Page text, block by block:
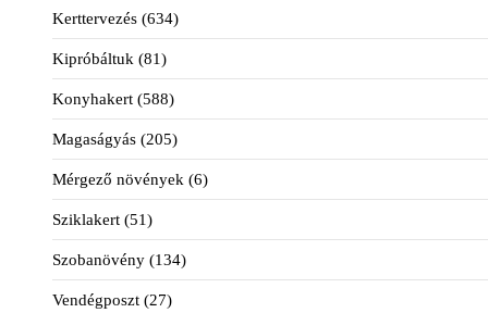
Kerttervezés (634)
Kipróbáltuk (81)
Konyhakert (588)
Magaságyás (205)
Mérgező növények (6)
Sziklakert (51)
Szobanövény (134)
Vendégposzt (27)